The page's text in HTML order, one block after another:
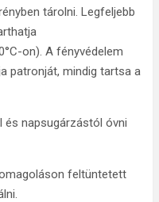
tárolni. Legfeljebb
on). A fényvédelem
patronját, mindig tartsa a
napsugárzástól óvni
feltüntetett